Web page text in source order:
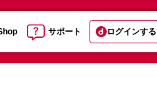
サポート ログインする